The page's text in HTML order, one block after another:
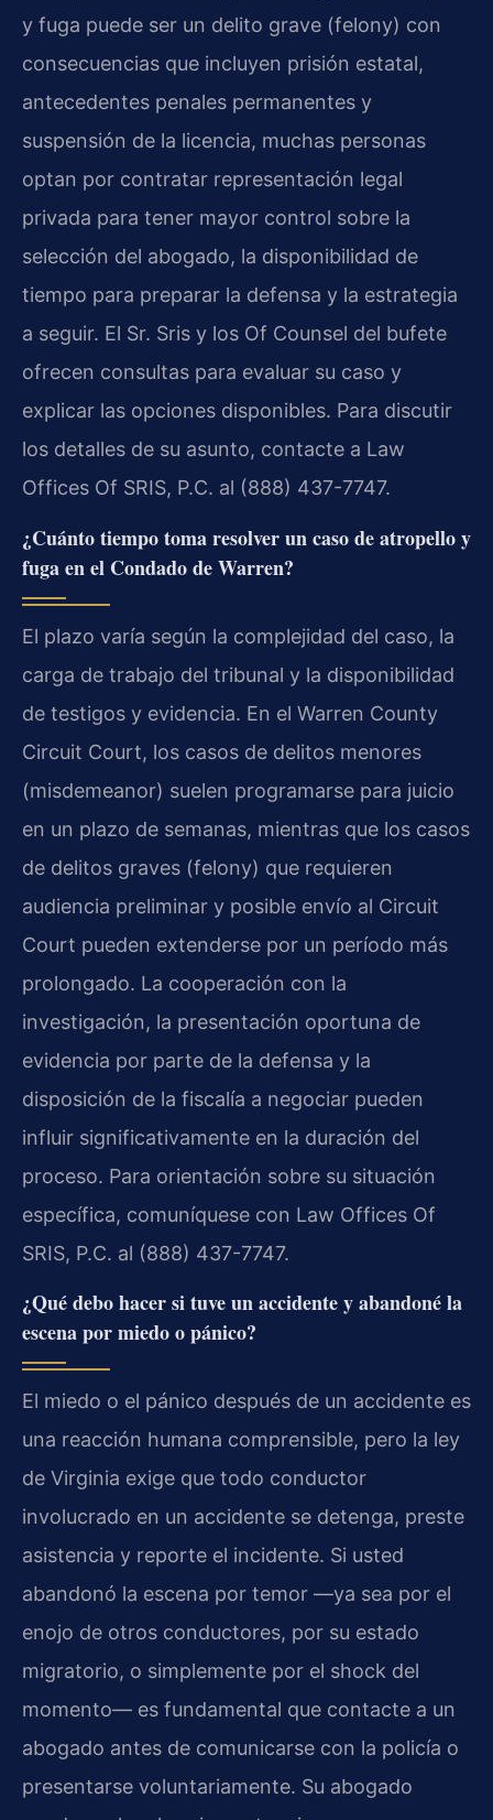
y fuga puede ser un delito grave (felony) con
consecuencias que incluyen prisión estatal,
antecedentes penales permanentes y
suspensión de la licencia, muchas personas
optan por contratar representación legal
privada para tener mayor control sobre la
selección del abogado, la disponibilidad de
tiempo para preparar la defensa y la estrategia
a seguir. El Sr. Sris y los Of Counsel del bufete
ofrecen consultas para evaluar su caso y
explicar las opciones disponibles. Para discutir
los detalles de su asunto, contacte a Law
Offices Of SRIS, P.C. al (888) 437-7747.
¿Cuánto tiempo toma resolver un caso de atropello y
fuga en el Condado de Warren?
El plazo varía según la complejidad del caso, la
carga de trabajo del tribunal y la disponibilidad
de testigos y evidencia. En el Warren County
Circuit Court, los casos de delitos menores
(misdemeanor) suelen programarse para juicio
en un plazo de semanas, mientras que los casos
de delitos graves (felony) que requieren
audiencia preliminar y posible envío al Circuit
Court pueden extenderse por un período más
prolongado. La cooperación con la
investigación, la presentación oportuna de
evidencia por parte de la defensa y la
disposición de la fiscalía a negociar pueden
influir significativamente en la duración del
proceso. Para orientación sobre su situación
específica, comuníquese con Law Offices Of
SRIS, P.C. al (888) 437-7747.
¿Qué debo hacer si tuve un accidente y abandoné la
escena por miedo o pánico?
El miedo o el pánico después de un accidente es
una reacción humana comprensible, pero la ley
de Virginia exige que todo conductor
involucrado en un accidente se detenga, preste
asistencia y reporte el incidente. Si usted
abandonó la escena por temor —ya sea por el
enojo de otros conductores, por su estado
migratorio, o simplemente por el shock del
momento— es fundamental que contacte a un
abogado antes de comunicarse con la policía o
presentarse voluntariamente. Su abogado